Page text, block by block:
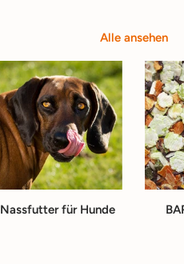
Alle ansehen
Nassfutter für Hunde